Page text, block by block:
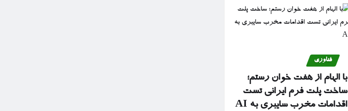
فناوری
با الهام از هفت خوان رستم؛
ساخت پلت فرم ایرانی تست
اقدامات مخرب سایبری به AI